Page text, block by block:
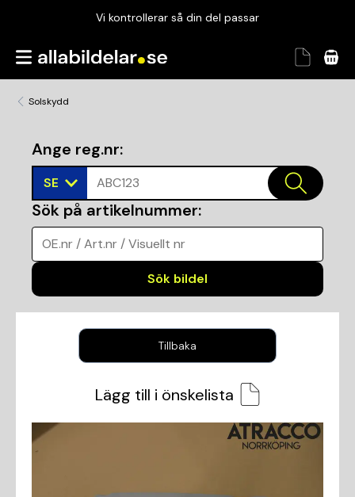
Vi kontrollerar så din del passar
Garanterad passform
Solskydd
Ange reg.nr:
SE ABC123
Sök på artikelnummer:
OE.nr / Art.nr / Visuellt nr
Sök bildel
Tillbaka
Lägg till i önskelista